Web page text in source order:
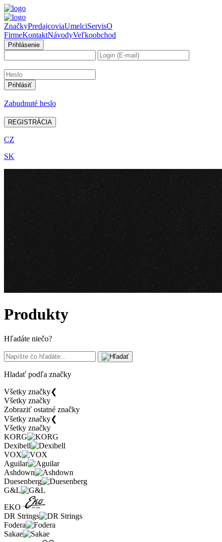
ZnačkyPredajcoviaUmelciServisO
FirmeKontaktNávodyVeľkoobchod
Prihlásenie
Zabudnuté heslo
REGISTRÁCIA
CZ
SK
Produkty
Hľadáte niečo?
Hladať podľa značky
Všetky značky❮
Všetky značky
Zobraziť ostatné značky
Všetky značky❮
Všetky značky
KORG
Dexibell
VOX
Aguilar
Ashdown
Duesenberg
G&L
EKO
DR Strings
Fodera
Sakae